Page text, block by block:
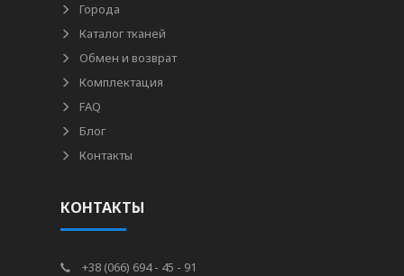
Города
Каталог тканей
Обмен и возврат
Комплектация
FAQ
Блог
Контакты
КОНТАКТЫ
+38 (066) 694 - 45 - 91